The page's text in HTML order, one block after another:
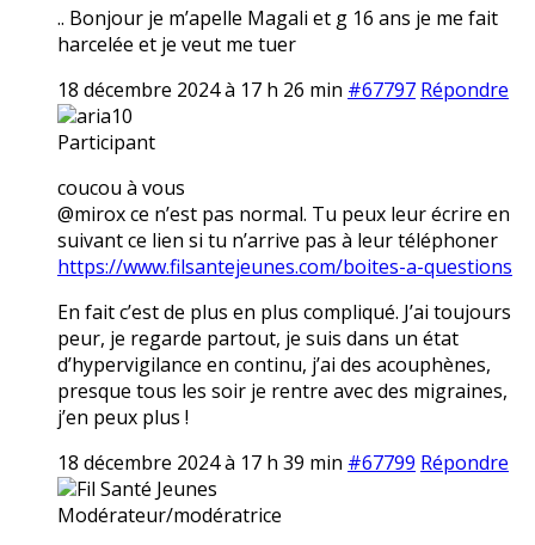
.. Bonjour je m’apelle Magali et g 16 ans je me fait
harcelée et je veut me tuer
18 décembre 2024 à 17 h 26 min #67797 Répondre
aria10
Participant
coucou à vous
@mirox ce n’est pas normal. Tu peux leur écrire en
suivant ce lien si tu n’arrive pas à leur téléphoner
https://www.filsantejeunes.com/boites-a-questions
En fait c’est de plus en plus compliqué. J’ai toujours
peur, je regarde partout, je suis dans un état
d’hypervigilance en continu, j’ai des acouphènes,
presque tous les soir je rentre avec des migraines,
j’en peux plus !
18 décembre 2024 à 17 h 39 min #67799 Répondre
Fil Santé Jeunes
Modérateur/modératrice